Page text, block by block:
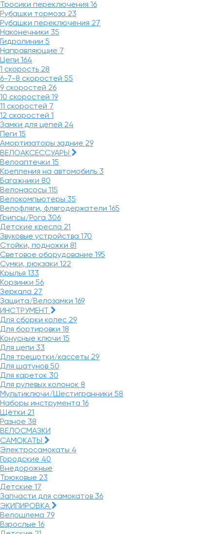
Тросики переключения 16
Рубашки тормоза 23
Рубашки переключения 27
Наконечники 35
Гидролинии 5
Направляющие 7
Цепи 164
1 скорость 28
6-7-8 скоростей 55
9 скоростей 26
10 скоростей 19
11 скоростей 7
12 скоростей 1
Замки для цепей 24
Пеги 15
Амортизаторы задние 29
ВЕЛОАКСЕССУАРЫ
Велоаптечки 15
Крепления на автомобиль 3
Багажники 80
Велонасосы 115
Велокомпьютеры 35
Велофляги, флягодержатели 165
Грипсы/Рога 306
Детские кресла 21
Звуковые устройства 170
Стойки, подножки 81
Световое оборудование 195
Сумки, рюкзаки 122
Крылья 133
Корзинки 56
Зеркала 27
Защита/Велозамки 169
ИНСТРУМЕНТ
Для сборки колес 29
Для бортировки 18
Конусные ключи 15
Для цепи 33
Для трещотки/кассеты 29
Для шатунов 50
Для кареток 30
Для рулевых колонок 8
Мультиключи/Шестигранники 58
Наборы инструмента 16
Щётки 21
Разное 38
ВЕЛОСМАЗКИ
САМОКАТЫ
Электросамокаты 4
Городские 40
Внедорожные
Трюковые 23
Детские 17
Запчасти для самокатов 36
ЭКИПИРОВКА
Велошлема 79
Взрослые 16